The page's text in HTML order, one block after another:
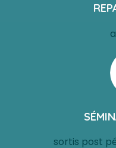
sortis post